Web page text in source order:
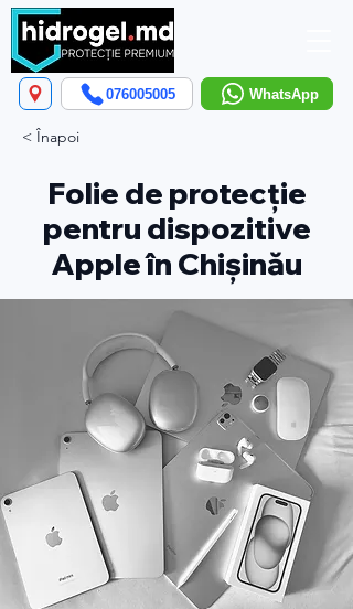
WhatsApp
076005005
< Înapoi
Folie de protecție
pentru dispozitive
Apple în Chișinău